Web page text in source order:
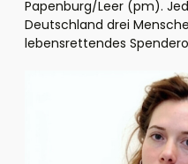
Papenburg/Leer (pm).
Deutschland drei
lebensrettendes